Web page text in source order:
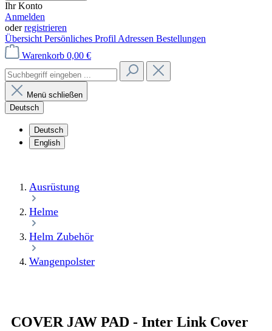
Ihr Konto
Anmelden
oderregistrieren
Übersicht Persönliches Profil Adressen Bestellungen
Warenkorb 0,00 €
Menü schließen
Deutsch
Deutsch
English
Ausrüstung
Helme
Helm Zubehör
Wangenpolster
COVER JAW PAD - Inter Link Cover